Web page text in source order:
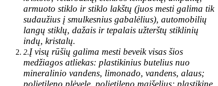
armuoto stiklo ir stiklo lakštų (juos mesti galima tik
sudaužius į smulkesnius gabalėlius), automobilių
langų stiklų, dažais ir tepalais užterštų stiklinių
indų, kristalų.
2.Į visų rūšių galima mesti beveik visas šios
medžiagos atliekas: plastikinius butelius nuo
mineralinio vandens, limonado, vandens, alaus;
polietileno plėvelę, polietileno maišelius; plastikinę